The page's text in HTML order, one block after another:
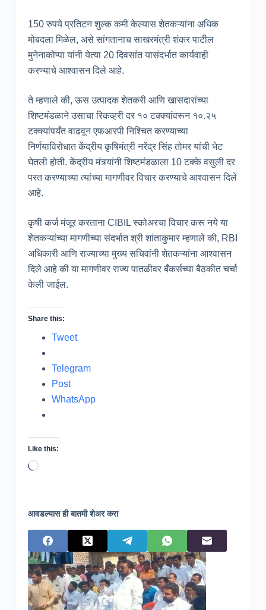
150 रुपये प्रतिटन शुल्क कमी केल्यास शेतकऱ्यांना अधिक
मोबदला मिळेल, असे सांगतानाच साखरमंत्री शंकर पाटील
मुनेनाकोप्पा यांनी येत्या 20 दिवसांत यासंदर्भात कार्यवाही
करण्याचे आश्वासन दिले आहे.
ते म्हणाले की, ऊस उत्पादक शेतकरी आणि खासदारांच्या
शिष्टमंडळाने उसाचा रिकव्हरी दर १० टक्क्यांवरून १०.२५
टक्क्यांपर्यंत वाढवून एफआरपी निश्चित करण्याच्या
निर्णयाविरोधात केंद्रीय कृषिमंत्री नरेंद्र सिंह तोमर यांची भेट
घेतली होती. केंद्रीय मंत्र्यांनी शिष्टमंडळाला 10 टक्के वसुली दर
परत करण्याच्या त्यांच्या मागणीवर विचार करण्याचे आश्वासन दिले
आहे.
कृषी कर्ज मंजूर करताना CIBIL स्कोअरचा विचार करू नये या
शेतकऱ्यांच्या मागणीच्या संदर्भात श्री शांताकुमार म्हणाले की, RBI
अधिकारी आणि राज्याच्या मुख्य सचिवांनी शेतकऱ्यांना आश्वासन
दिले आहे की या मागणीवर राज्य पातळीवर बँकर्सच्या बैठकीत चर्चा
केली जाईल.
Share this:
Tweet
Telegram
Post
WhatsApp
Like this:
Loading…
आवडल्यास ही बातमी शेअर करा